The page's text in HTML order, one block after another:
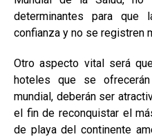
determinantes para que
confianza y no se registren
Otro aspecto vital será
hoteles que se
mundial, deberán ser
el fin de reconquistar el
de playa del continente